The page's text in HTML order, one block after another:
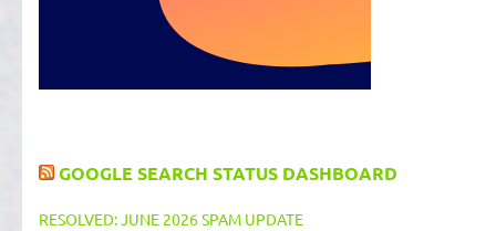
GOOGLE SEARCH STATUS DASHBOARD
RESOLVED: JUNE 2026 SPAM UPDATE